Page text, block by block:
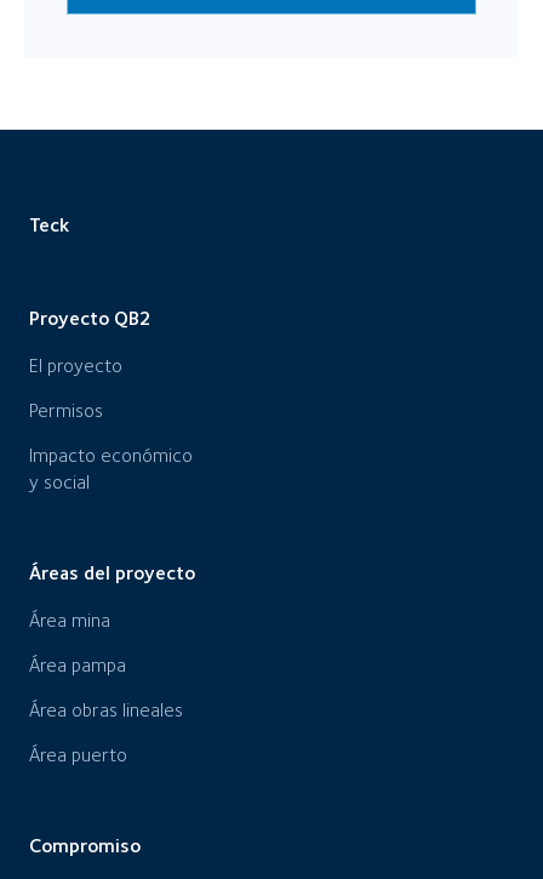
Teck
Proyecto QB2
El proyecto
Permisos
Impacto económico
y social
Áreas del proyecto
Área mina
Área pampa
Área obras lineales
Área puerto
Compromiso